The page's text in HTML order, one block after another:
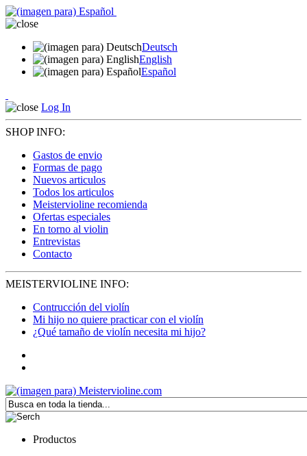
Deutsch
English
Español
Log In
SHOP INFO:
Gastos de envio
Formas de pago
Nuevos articulos
Todos los articulos
Meistervioline recomienda
Ofertas especiales
En torno al violin
Entrevistas
Contacto
MEISTERVIOLINE INFO:
Contrucción del violín
Mi hijo no quiere practicar con el violín
¿Qué tamaño de violín necesita mi hijo?
Productos